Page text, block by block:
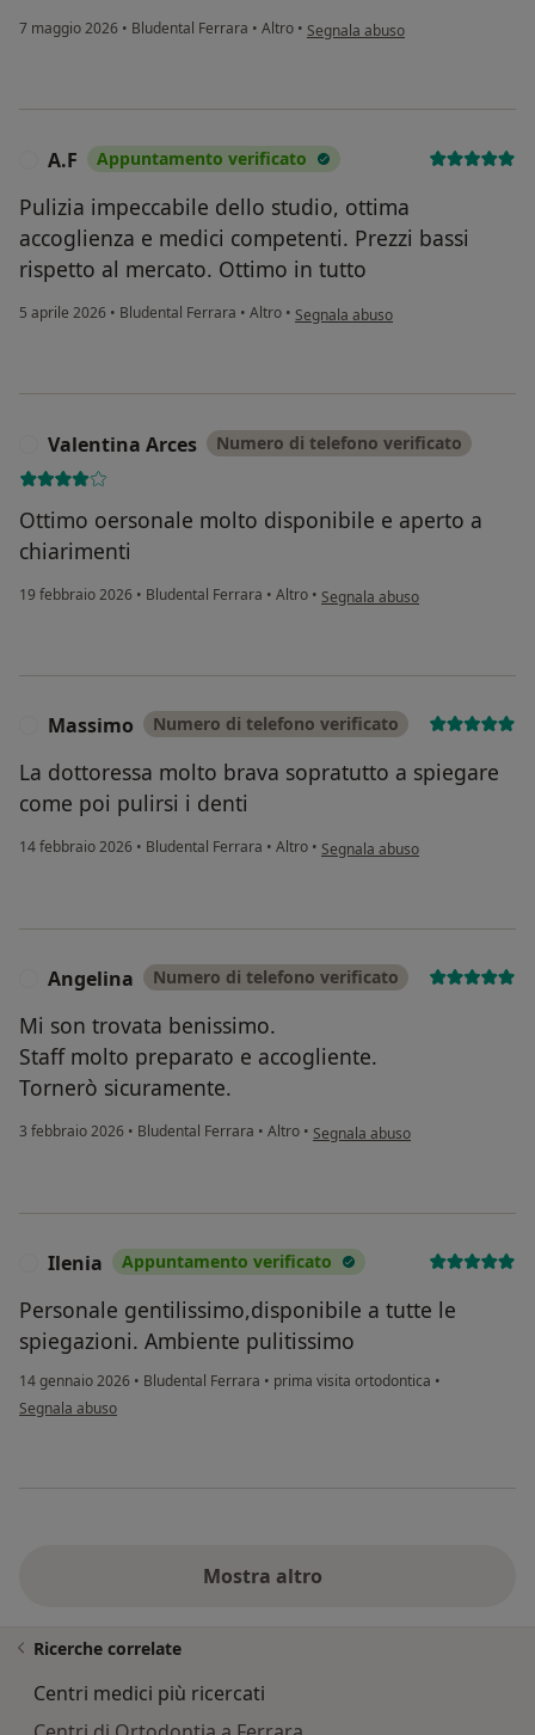
7 maggio 2026 • Bludental Ferrara • Altro • secondo l'opinione dell'utente Liliia
Segnala abuso
A.F Appuntamento verificato
Pulizia impeccabile dello studio, ottima
accoglienza e medici competenti. Prezzi bassi
rispetto al mercato. Ottimo in tutto
5 aprile 2026 • Bludental Ferrara • Altro • secondo l'opinione dell'utente A.F
Segnala abuso
Valentina Arces Numero di telefono verificato
Ottimo oersonale molto disponibile e aperto a
chiarimenti
19 febbraio 2026 • Bludental Ferrara • Altro • secondo l'opinione dell'utente
Segnala abuso
Massimo Numero di telefono verificato
La dottoressa molto brava sopratutto a spiegare
come poi pulirsi i denti
14 febbraio 2026 • Bludental Ferrara • Altro • secondo l'opinione dell'utente
Segnala abuso
Angelina Numero di telefono verificato
Mi son trovata benissimo.
Staff molto preparato e accogliente.
Tornerò sicuramente.
3 febbraio 2026 • Bludental Ferrara • Altro • secondo l'opinione dell'utente
Segnala abuso
Ilenia Appuntamento verificato
Personale gentilissimo,disponibile a tutte le
spiegazioni. Ambiente pulitissimo
14 gennaio 2026 • Bludental Ferrara • prima visita ortodontica •
secondo l'opinione dell'utente Ilenia
Segnala abuso
Mostra altro
Ricerche correlate
Centri medici più ricercati